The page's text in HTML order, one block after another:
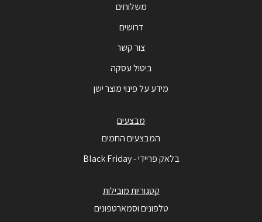
משלוחים
דרושים
צור קשר
ביטול עסקה
מידע על פינוי מוצר ישן
מבצעים
המבצעים החמים
בלאק פריידי - Black Friday
קטגוריות מובילות
טלפונים וסמארטפונים